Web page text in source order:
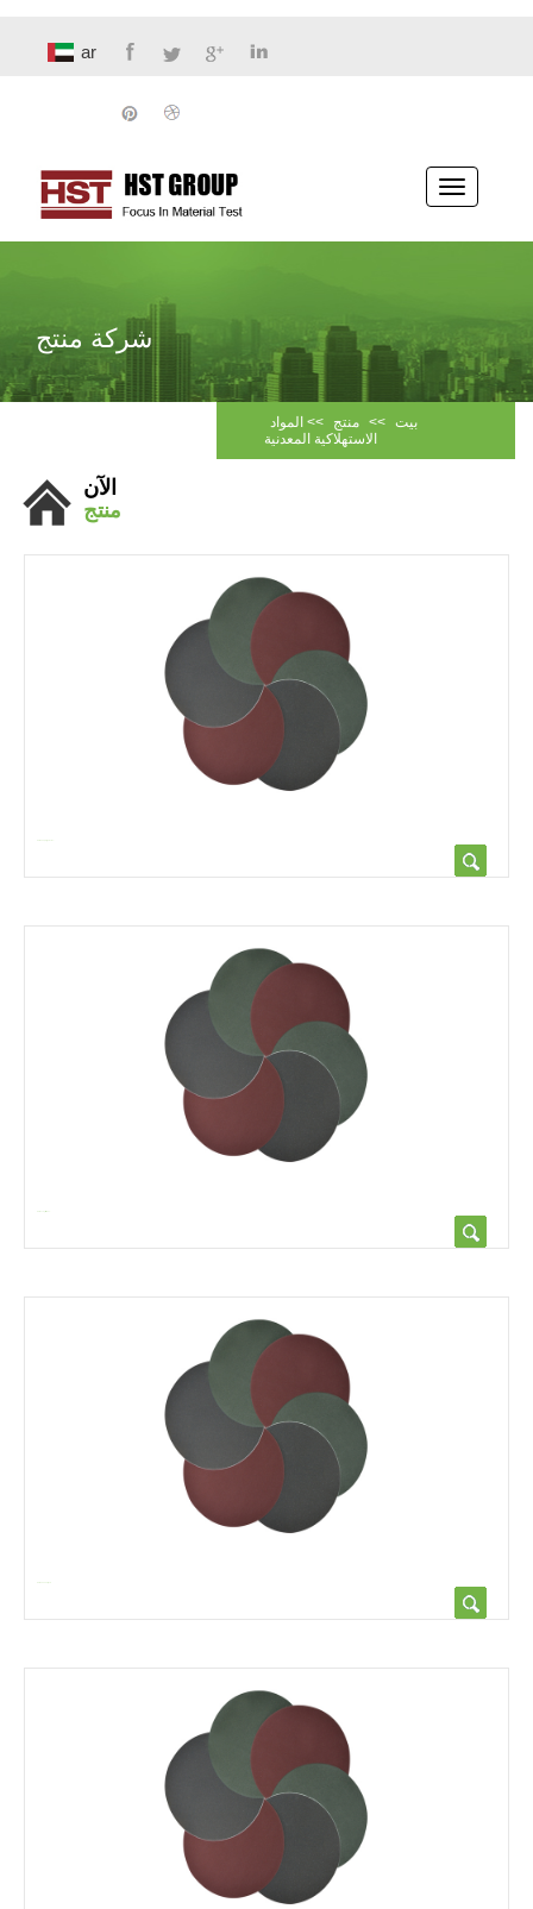
ar
تبديل
الملاحة
شركة منتج
بيت >> منتج >> المواد
الاستهلاكية المعدنية
الآن
منتج